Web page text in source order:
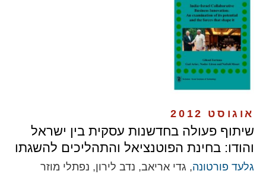
אוגוסט 2012
שיתוף פעולה בחדשנות עסקית בין ישראל
והודו: בחינת הפוטנציאל והתהליכים להשגתו
גלעד פורטונה, גדי אריאב, נדב לירון, נפתלי מוזר